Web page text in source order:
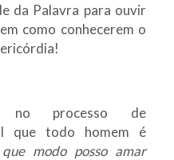
da Palavra para ouvir
como conhecerem o
no processo de
que todo homem é
modo posso amar